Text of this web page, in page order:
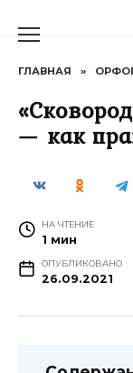
ГЛАВНАЯ »
— как
НА ЧТЕНИЕ
1 мин
ОПУБЛИКОВАНО
26.09.2021